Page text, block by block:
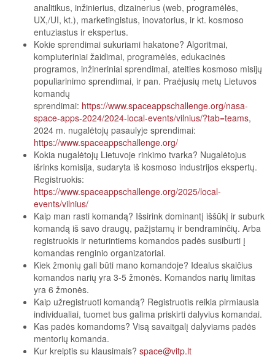
analitikus, inžinierius, dizainerius (web, programėlės,
UX,/UI, kt.), marketingistus, inovatorius, ir kt. kosmoso
entuziastus ir ekspertus.
Kokie sprendimai sukuriami hakatone? Algoritmai,
kompiuteriniai žaidimai, programėlės, edukacinės
programos, inžineriniai sprendimai, ateities kosmoso misijų
populiarinimo sprendimai, ir pan. Praėjusių metų Lietuvos
komandų
sprendimai: https://www.spaceappschallenge.org/nasa-
space-apps-2024/2024-local-events/vilnius/?tab=teams,
2024 m. nugalėtojų pasaulyje sprendimai:
https://www.spaceappschallenge.org/
Kokia nugalėtojų Lietuvoje rinkimo tvarka? Nugalėtojus
išrinks komisija, sudaryta iš kosmoso industrijos ekspertų.
Registruokis:
https://www.spaceappschallenge.org/2025/local-
events/vilnius/
Kaip man rasti komandą? Išsirink dominantį iššūkį ir suburk
komandą iš savo draugų, pažįstamų ir bendraminčių. Arba
registruokis ir neturintiems komandos padės susiburti į
komandas renginio organizatoriai.
Kiek žmonių gali būti mano komandoje? Idealus skaičius
komandos narių yra 3-5 žmonės. Komandos narių limitas
yra 6 žmonės.
Kaip užregistruoti komandą? Registruotis reikia pirmiausia
individualiai, tuomet bus galima priskirti dalyvius komandai.
Kas padės komandoms? Visą savaitgalį dalyviams padės
mentorių komanda.
Kur kreiptis su klausimais? space@vitp.lt